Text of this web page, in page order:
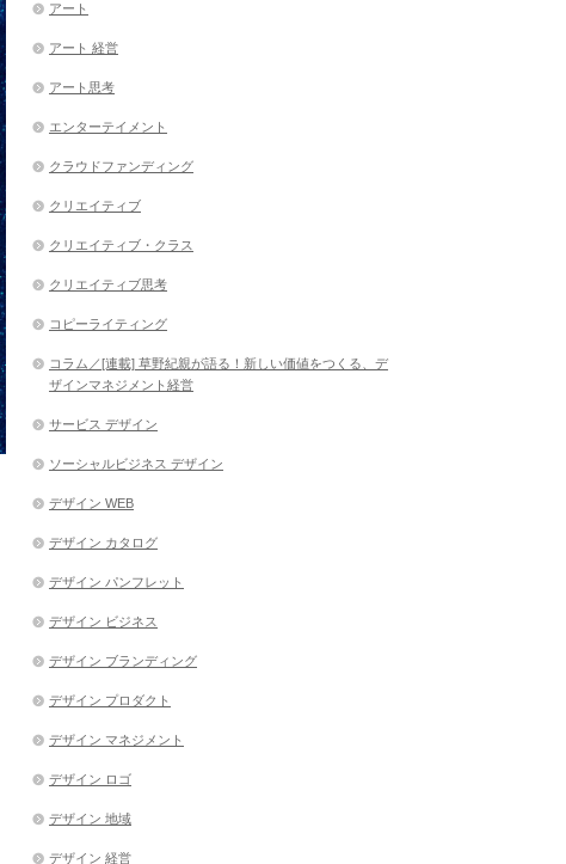
アート
アート 経営
アート思考
エンターテイメント
クラウドファンディング
クリエイティブ
クリエイティブ・クラス
クリエイティブ思考
コピーライティング
コラム／[連載] 草野紀親が語る！新しい価値をつくる、デ
ザインマネジメント経営
サービス デザイン
ソーシャルビジネス デザイン
デザイン WEB
デザイン カタログ
デザイン パンフレット
デザイン ビジネス
デザイン ブランディング
デザイン プロダクト
デザイン マネジメント
デザイン ロゴ
デザイン 地域
デザイン 経営